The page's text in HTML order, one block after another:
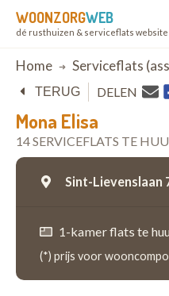
WOONZORGWEB
dé rusthuizen & serviceflats website
Breadcrumb
Home Serviceflats
Mona Elisa
14 SERVICEFLATS TE
TERUG DELEN
Sint-Lievenslaan
1-kamer flats te
(*) prijs voor